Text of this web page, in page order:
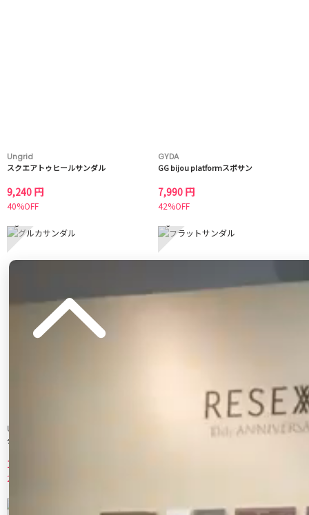
Ungrid
スクエアトゥヒールサンダル
9,240 円
40%OFF
GYDA
GG bijou platformスポサン
7,990 円
42%OFF
5
Ungrid
グルカサンダル
11,440 円
20%OFF
6
フラットサンダル